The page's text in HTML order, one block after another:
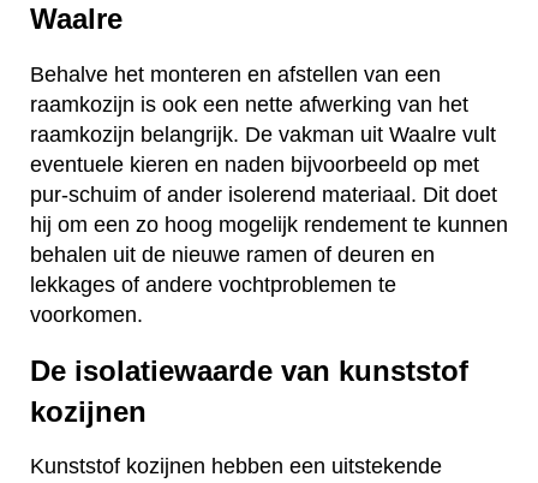
Waalre
Behalve het monteren en afstellen van een
raamkozijn is ook een nette afwerking van het
raamkozijn belangrijk. De vakman uit Waalre vult
eventuele kieren en naden bijvoorbeeld op met
pur-schuim of ander isolerend materiaal. Dit doet
hij om een zo hoog mogelijk rendement te kunnen
behalen uit de nieuwe ramen of deuren en
lekkages of andere vochtproblemen te
voorkomen.
De isolatiewaarde van kunststof
kozijnen
Kunststof kozijnen hebben een uitstekende